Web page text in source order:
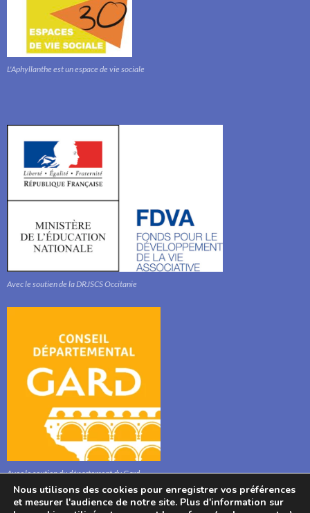
L'Aphyllanthe est un espace de vie sociale
Avec le soutien de la DRJSCS Occitanie
Avec le soutien du département du Gard
Nous utilisons des cookies pour enregistrer vos préférences
et mesurer l'audience de notre site. Plus d'information sur